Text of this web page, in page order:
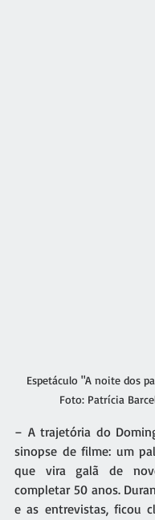
Espetáculo "A noite dos
Foto: Patrícia
– A trajetória do
sinopse de filme: um
que vira galã de
completar 50 anos.
e as entrevistas, ficou